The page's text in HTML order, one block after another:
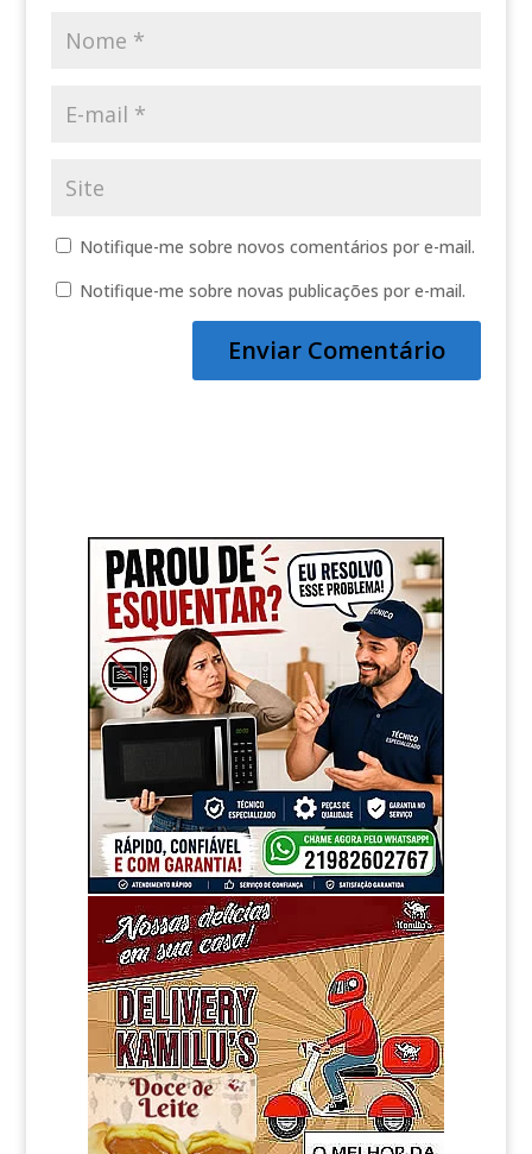
Notifique-me sobre novos comentários por e-mail.
Notifique-me sobre novas publicações por e-mail.